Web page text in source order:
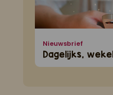
Nieuwsbrief
Dagelijks,